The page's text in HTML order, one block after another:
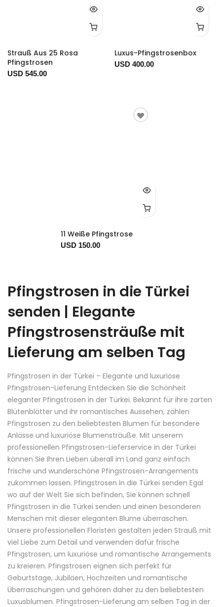
Strauß Aus 25 Rosa
Pfingstrosen
USD 545.00
Luxus-Pfingstrosenbox
USD 400.00
11 Weiße Pfingstrose
USD 150.00
Pfingstrosen in die Türkei
senden | Elegante
Pfingstrosensträuße mit
Lieferung am selben Tag
Pfingstrosen in der Türkei – Elegante und luxuriöse
Pfingstrosen-Lieferung Entdecken Sie die Schönheit
eleganter Pfingstrosen in der Türkei. Bekannt für ihre zarten
Blütenblätter und ihr romantisches Aussehen, zählen
Pfingstrosen zu den beliebtesten Blumen für besondere
Anlässe und luxuriöse Blumensträuße. Mit unserem
professionellen Pfingstrosen-Lieferservice in der Türkei
können Sie Ihren Lieben überall im Land ganz einfach
frische und wunderschöne Pfingstrosen-Arrangements
zukommen lassen. Pfingstrosen in die Türkei senden Egal
wo auf der Welt Sie sich befinden, Sie können schnell
Pfingstrosen in die Türkei senden und einen besonderen
Menschen mit dieser eleganten Blume überraschen.
Unsere professionellen Floristen gestalten jeden Strauß mit
viel Liebe zum Detail und verwenden dafür frische
Pfingstrosen, um luxuriöse und romantische Arrangements
zu kreieren. Pfingstrosen eignen sich perfekt für
Geburtstage, Jubiläen, Hochzeiten und romantische
Überraschungen und gehören daher zu den beliebtesten
Luxusblumen. Pfingstrosen-Lieferung am selben Tag in der